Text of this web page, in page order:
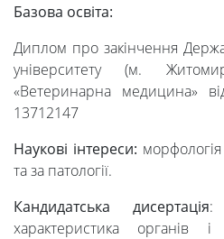
Освітня
діяльність
Абітурієнтам
Наука
Базова освіта:
Диплом про закінчення
університету (м.
«Ветеринарна медицина»
13712147
Наукові інтереси:
та за патології.
Кандидатська дисертація:
характеристика